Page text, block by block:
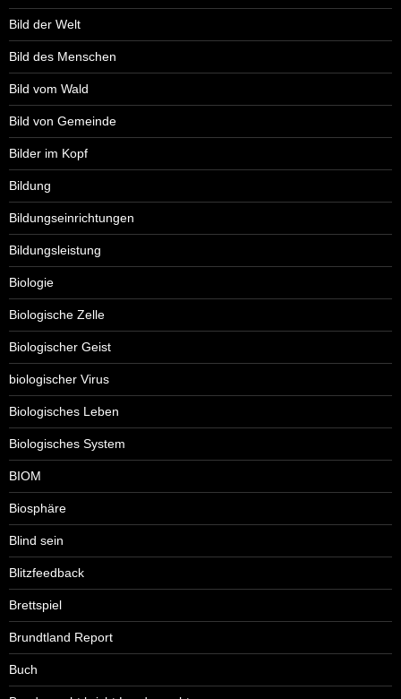
Bild der Welt
Bild des Menschen
Bild vom Wald
Bild von Gemeinde
Bilder im Kopf
Bildung
Bildungseinrichtungen
Bildungsleistung
Biologie
Biologische Zelle
Biologischer Geist
biologischer Virus
Biologisches Leben
Biologisches System
BIOM
Biosphäre
Blind sein
Blitzfeedback
Brettspiel
Brundtland Report
Buch